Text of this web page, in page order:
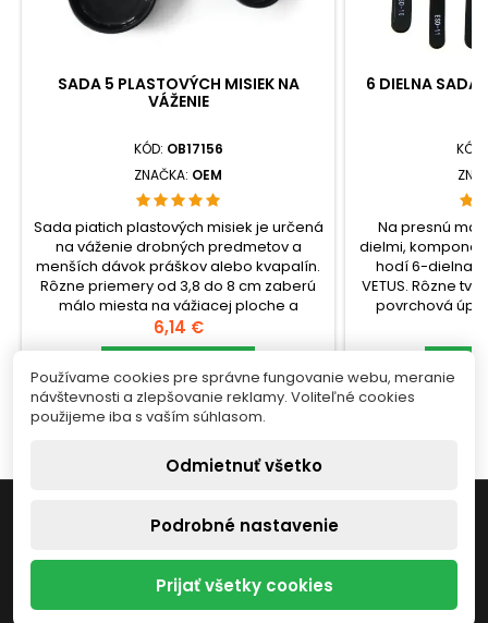
SADA 5 PLASTOVÝCH MISIEK NA
VÁŽENIE
KÓD: OB17156
ZNAČKA: OEM
Sada piatich plastových misiek je určená
na váženie drobných predmetov a
menších dávok práškov alebo kvapalín.
Rôzne priemery od 3,8 do 8 cm zaberú
málo miesta na vážiacej ploche a
umožnia zvoliť misku podľa množstva
materiálu, aby sa obsah voľne zmestil
plastových misiek na
váženiecheck_circleBalenie: 5 ks
(priemer 3,8–8...
Cena
6,14 €
Skladom
6 DIELNA SADA
KÓD:
Na presnú
dielmi,
hodí 6-dielna
VETUS. Rôzne
povrchová
ochranné krytky
Sada
NÁŠ OBCHOD 
Používame cookies pre správne fungovanie webu, meranie
návštevnosti a zlepšovanie reklamy. Voliteľné cookies
použijeme iba s vaším súhlasom.
Odmietnuť všetko
Podrobné nastavenie
Prijať všetky cookies